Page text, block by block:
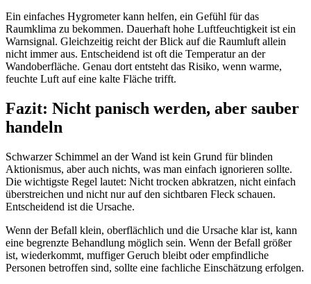
Ein einfaches Hygrometer kann helfen, ein Gefühl für das
Raumklima zu bekommen. Dauerhaft hohe Luftfeuchtigkeit ist ein
Warnsignal. Gleichzeitig reicht der Blick auf die Raumluft allein
nicht immer aus. Entscheidend ist oft die Temperatur an der
Wandoberfläche. Genau dort entsteht das Risiko, wenn warme,
feuchte Luft auf eine kalte Fläche trifft.
Fazit: Nicht panisch werden, aber sauber
handeln
Schwarzer Schimmel an der Wand ist kein Grund für blinden
Aktionismus, aber auch nichts, was man einfach ignorieren sollte.
Die wichtigste Regel lautet: Nicht trocken abkratzen, nicht einfach
überstreichen und nicht nur auf den sichtbaren Fleck schauen.
Entscheidend ist die Ursache.
Wenn der Befall klein, oberflächlich und die Ursache klar ist, kann
eine begrenzte Behandlung möglich sein. Wenn der Befall größer
ist, wiederkommt, muffiger Geruch bleibt oder empfindliche
Personen betroffen sind, sollte eine fachliche Einschätzung erfolgen.